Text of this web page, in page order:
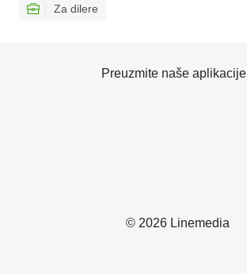
Za dilere
© 2026 Linemedia
Preuzmite naše aplikacije